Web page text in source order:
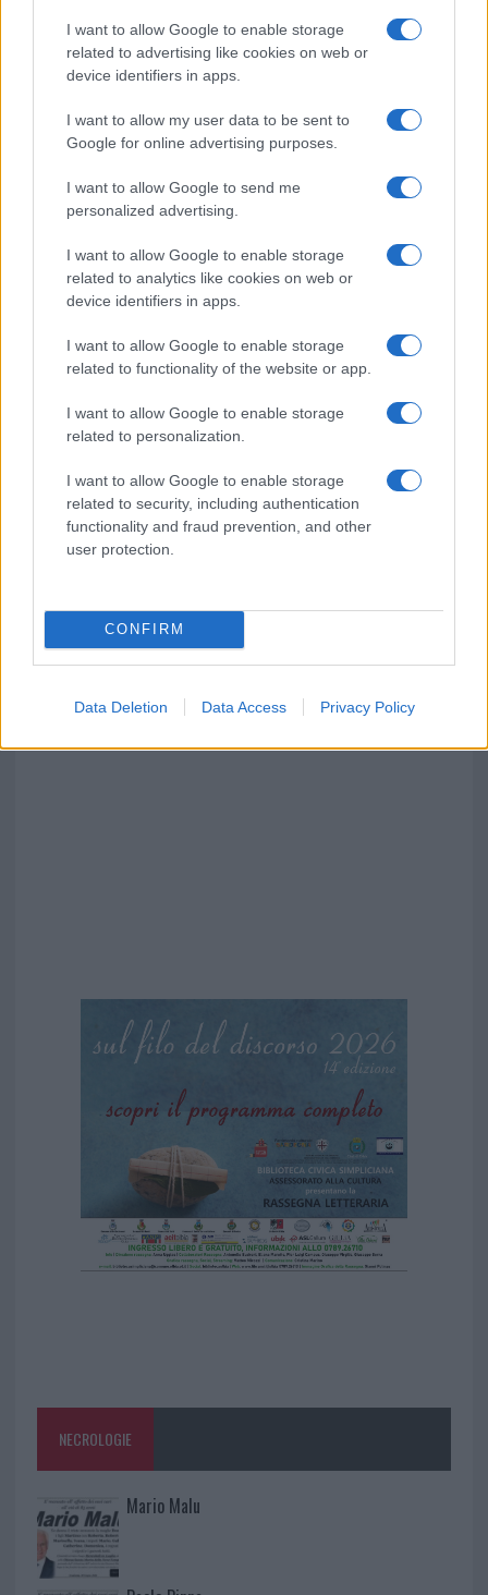
I want to allow Google to enable storage
related to advertising like cookies on web or
device identifiers in apps.
I want to allow my user data to be sent to
Google for online advertising purposes.
I want to allow Google to send me
personalized advertising.
I want to allow Google to enable storage
related to analytics like cookies on web or
device identifiers in apps.
I want to allow Google to enable storage
related to functionality of the website or app.
I want to allow Google to enable storage
related to personalization.
I want to allow Google to enable storage
related to security, including authentication
functionality and fraud prevention, and other
user protection.
CONFIRM
Data Deletion Data Access Privacy Policy
Incidente Olbia, poliziotto in vacanza salva 6
persone: due bimbi tra i feriti
Red Valley Festival, musica no-stop a Olbia fino
alle 5
NECROLOGIE
Mario Malu